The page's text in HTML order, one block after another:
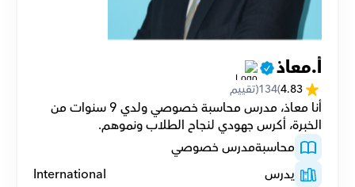
أ.معاذ
4.83
(
134(تقييم
الخبرة، أكرس جهودي لنجاح الطلاب ونموهم.
محاسبةمدرس خصوصي
يدرس
International